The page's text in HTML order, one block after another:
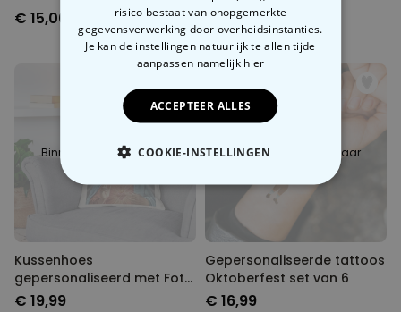
€ 15,00
set van 6
€ 16,99
Binnenkort beschikbaar
Kussenhoes
gepersonaliseerd met Foto
en Halo
€ 19,99
Binnenkort beschikbaar
Gepersonaliseerde tattoos
Oktoberfest set van 6
€ 16,99
risico bestaat van onopgemerkte
gegevensverwerking door overheidsinstanties.
Je kan de instellingen natuurlijk te allen tijde
aanpassen namelijk hier
ACCEPTEER ALLES
COOKIE-INSTELLINGEN
NOODZAKELIJK
MARKETING OVERIGE